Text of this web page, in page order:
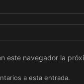
este navegador la
a esta entrada.